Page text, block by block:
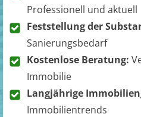
Professionell und aktuell
Feststellung der
Sanierungsbedarf
Kostenlose Beratung:
Immobilie
Langjährige
Immobilientrends